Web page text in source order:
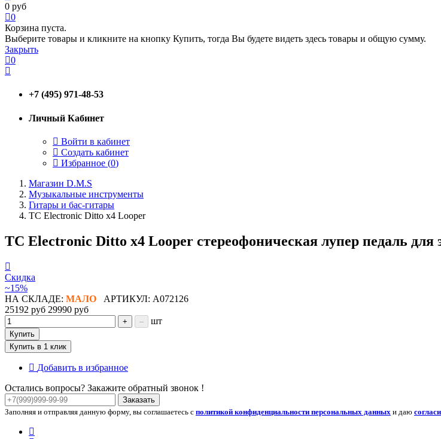
0 руб
0
Корзина пуста.
Выберите товары и кликните на кнопку Купить, тогда Вы будете видеть здесь товары и общую сумму.
Закрыть
0
+7 (495) 971-48-53
Личный Кабинет
Войти в кабинет
Создать кабинет
Избранное (0)
Магазин D.M.S
Музыкальные инструменты
Гитары и бас-гитары
TC Electronic Ditto x4 Looper
TC Electronic Ditto x4 Looper стереофоническая лупер педаль для
Скидка
~15%
НА СКЛАДЕ: МАЛО АРТИКУЛ: A072126
25192 руб 29990 руб
+ – шт
Купить
Купить в 1 клик
Добавить в избранное
Остались вопросы? Закажите обратный звонок !
Заказать
Заполняя и отправляя данную форму, вы соглашаетесь с политикой конфиденциальности персональных данных и даю